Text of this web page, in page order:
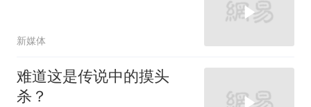
新媒体
难道这是传说中的摸头
杀？